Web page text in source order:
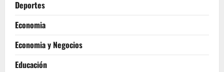
Deportes
Economia
Economia y Negocios
Educación